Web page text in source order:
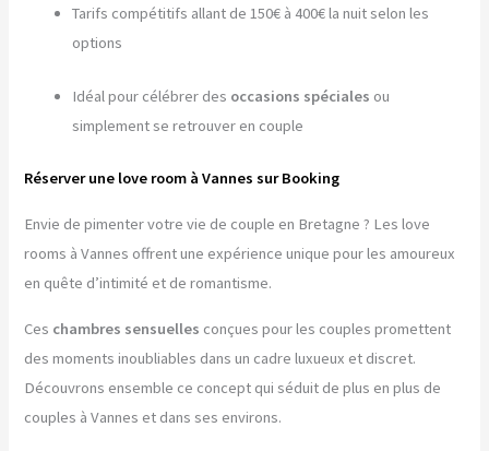
Tarifs compétitifs allant de 150€ à 400€ la nuit selon les
options
Idéal pour célébrer des occasions spéciales ou
simplement se retrouver en couple
Réserver une love room à Vannes sur Booking
Envie de pimenter votre vie de couple en Bretagne ? Les love
rooms à Vannes offrent une expérience unique pour les amoureux
en quête d’intimité et de romantisme.
Ces chambres sensuelles conçues pour les couples promettent
des moments inoubliables dans un cadre luxueux et discret.
Découvrons ensemble ce concept qui séduit de plus en plus de
couples à Vannes et dans ses environs.